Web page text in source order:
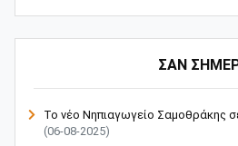
ΣΑΝ
Το νέο Νηπιαγωγείο Σαμοθράκης
(06-08-2025)